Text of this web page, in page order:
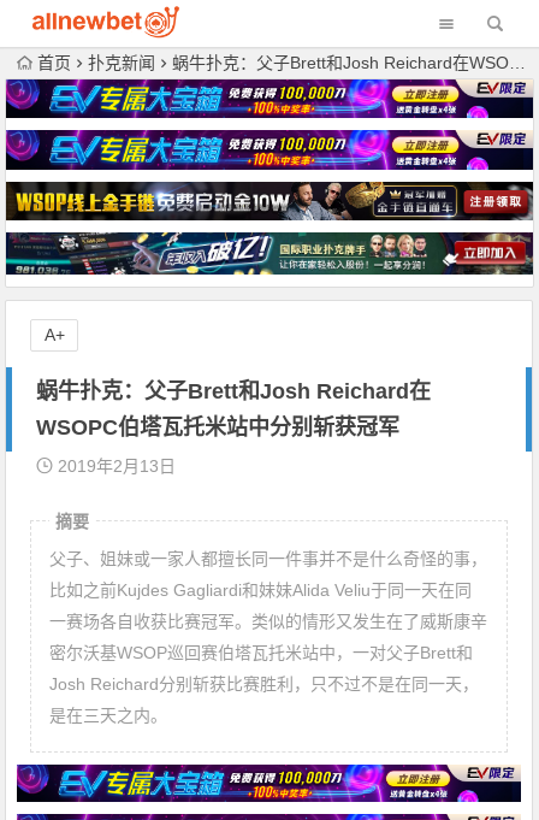
首页 扑克新闻 蜗牛扑克：父子Brett和Josh Reichard在WSOPC伯塔瓦托米站中分别斩获冠军
蜗牛扑克：父子Brett和Josh Reichard在
WSOPC伯塔瓦托米站中分别斩获冠军
2019年2月13日
摘要
父子、姐妹或一家人都擅长同一件事并不是什么奇怪的事，
比如之前Kujdes Gagliardi和妹妹Alida Veliu于同一天在同
一赛场各自收获比赛冠军。类似的情形又发生在了威斯康辛
密尔沃基WSOP巡回赛伯塔瓦托米站中，一对父子Brett和
Josh Reichard分别斩获比赛胜利，只不过不是在同一天，
是在三天之内。
A+